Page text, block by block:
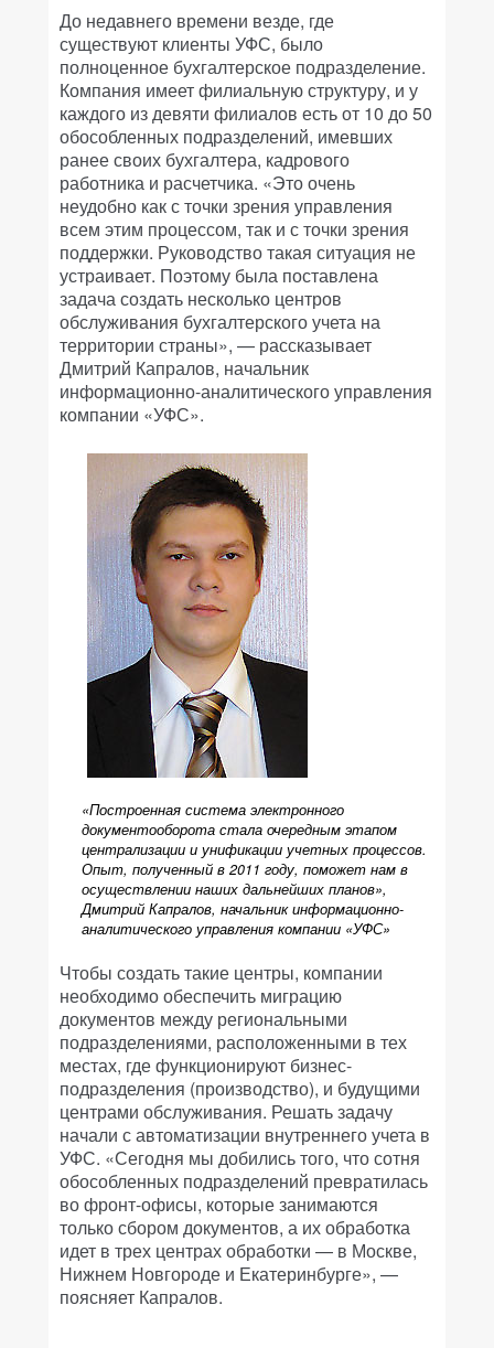
До недавнего времени везде, где
существуют клиенты УФС, было
полноценное бухгалтерское подразделение.
Компания имеет филиальную структуру, и у
каждого из девяти филиалов есть от 10 до 50
обособленных подразделений, имевших
ранее своих бухгалтера, кадрового
работника и расчетчика. «Это очень
неудобно как с точки зрения управления
всем этим процессом, так и с точки зрения
поддержки. Руководство такая ситуация не
устраивает. Поэтому была поставлена
задача создать несколько центров
обслуживания бухгалтерского учета на
территории страны», — рассказывает
Дмитрий Капралов, начальник
информационно-аналитического управления
компании «УФС».
«Построенная система электронного
документооборота стала очередным этапом
централизации и унификации учетных процессов.
Опыт, полученный в 2011 году, поможет нам в
осуществлении наших дальнейших планов»,
Дмитрий Капралов, начальник информационно-
аналитического управления компании «УФС»
Чтобы создать такие центры, компании
необходимо обеспечить миграцию
документов между региональными
подразделениями, расположенными в тех
местах, где функционируют бизнес-
подразделения (производство), и будущими
центрами обслуживания. Решать задачу
начали с автоматизации внутреннего учета в
УФС. «Сегодня мы добились того, что сотня
обособленных подразделений превратилась
во фронт-офисы, которые занимаются
только сбором документов, а их обработка
идет в трех центрах обработки — в Москве,
Нижнем Новгороде и Екатеринбурге», —
поясняет Капралов.